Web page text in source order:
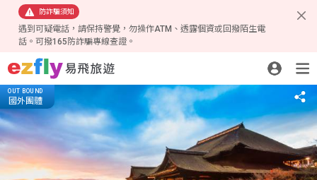
防詐騙須知
遇到可疑電話，請保持警覺，勿操作ATM、透露個資或回撥陌生電
話。可撥165防詐騙專線查證。
產品資訊 參考航班 行程特色 每日行程
39,900 起/人
結團
OUT BOUND
國外團體